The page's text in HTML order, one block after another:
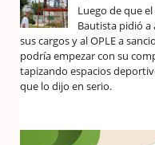
Luego de que
Bautista pidió a
sus cargos y al OPLE a
podría empezar con su
tapizando espacios
que lo dijo en serio.